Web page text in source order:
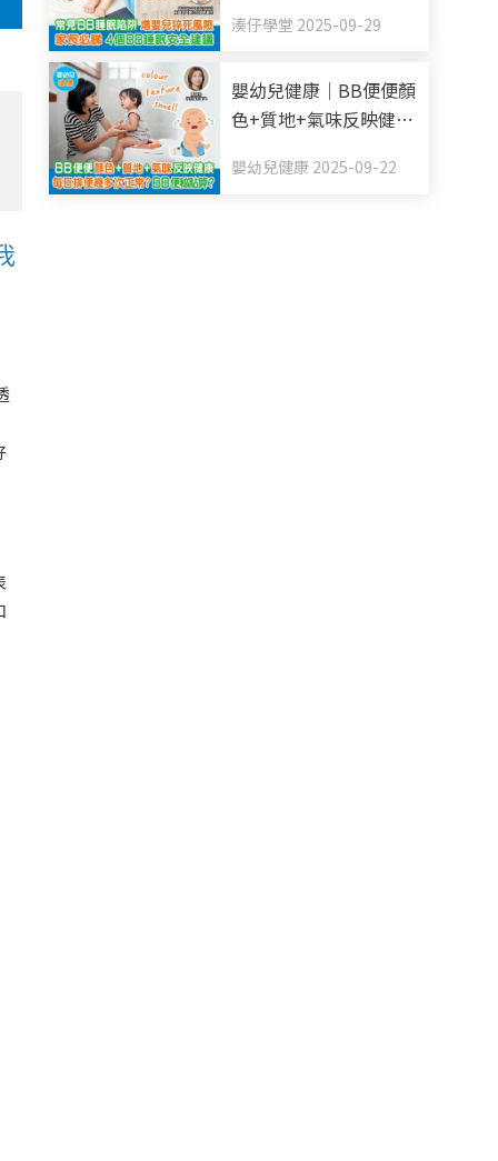
全建議
湊仔學堂 2025-09-29
嬰幼兒健康｜BB便便顏
色+質地+氣味反映健康
BB便秘點算？
嬰幼兒健康 2025-09-22